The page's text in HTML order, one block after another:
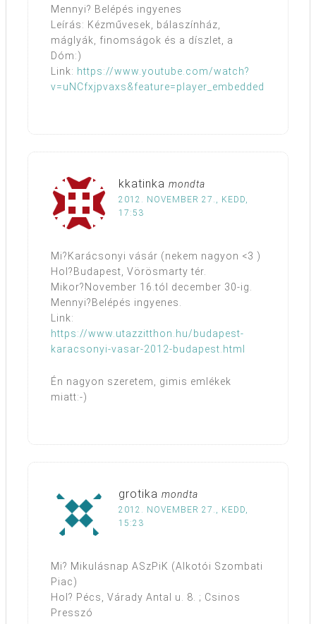
Mennyi? Belépés ingyenes
Leírás: Kézművesek, bálaszínház,
máglyák, finomságok és a díszlet, a
Dóm:)
Link: https://www.youtube.com/watch?
v=uNCfxjpvaxs&feature=player_embedded
kkatinka mondta
2012. NOVEMBER 27., KEDD,
17:53
Mi?Karácsonyi vásár (nekem nagyon <3 )
Hol?Budapest, Vörösmarty tér.
Mikor?November 16.tól december 30-ig.
Mennyi?Belépés ingyenes.
Link:
https://www.utazzitthon.hu/budapest-
karacsonyi-vasar-2012-budapest.html
Én nagyon szeretem, gimis emlékek
miatt:-)
grotika mondta
2012. NOVEMBER 27., KEDD,
15:23
Mi? Mikulásnap ASzPiK (Alkotói Szombati
Piac)
Hol? Pécs, Várady Antal u. 8. ; Csinos
Presszó